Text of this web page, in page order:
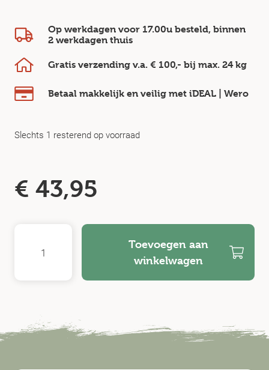
Op werkdagen voor 17.00u besteld, binnen
2 werkdagen thuis
Gratis verzending v.a. € 100,- bij max. 24 kg
Betaal makkelijk en veilig met iDEAL | Wero
Slechts 1 resterend op voorraad
€ 43,95
Toevoegen aan
winkelwagen